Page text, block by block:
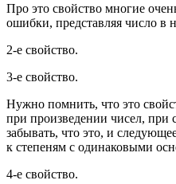
Про это свойство многие
ошибки, представляя число в
2-е свойство.
3-е свойство.
Нужно помнить, что это
при произведении чисел, при
забывать, что это, и
к степеням с одинаковыми
4-е свойство.